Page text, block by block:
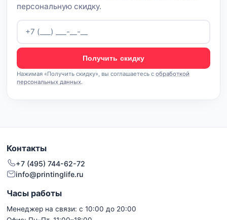
персональную скидку.
Получить скидку
Нажимая «Получить скидку», вы соглашаетесь собработкой
персональных данных.
Контакты
+7 (495) 744-62-72
info@printinglife.ru
Часы работы
Менеджер на связи: с 10:00 до 20:00